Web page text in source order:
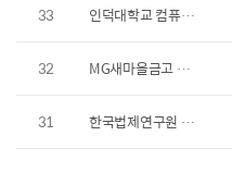
33 인덕대학교 컴퓨터실 가구 납품
32 MG새마을금고 로비용 의자 납품
31 한국법제연구원 시크플러스 책상 납품